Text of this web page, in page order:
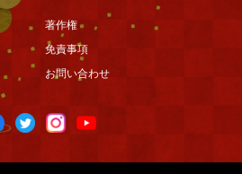
著作権
免責事項
お問い合わせ